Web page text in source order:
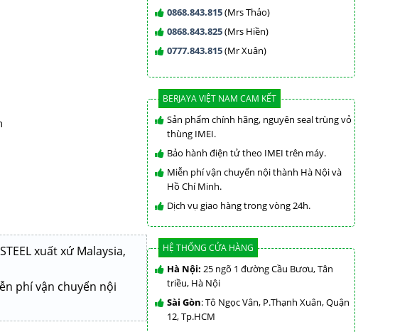
xuất xứ Malaysia,
phí vận chuyển nội
0868.843.815(Mrs Thảo)
0868.843.825(Mrs Hiền)
0777.843.815(Mr Xuân)
BERJAYA VIỆT NAM CAM KẾT
Sản phẩm chính hãng, nguyên seal trùng vỏ
thùng IMEI.
Bảo hành điện tử theo IMEI trên máy.
Miễn phí vận chuyển nội thành Hà Nội và
Hồ Chí Minh.
Dịch vụ giao hàng trong vòng 24h.
HỆ THỐNG CỬA HÀNG
Hà Nội:25 ngõ 1 đường Cầu Bươu, Tân
triều, Hà Nội
Sài Gòn: Tô Ngọc Vân, P.Thạnh Xuân, Quận
12, Tp.HCM